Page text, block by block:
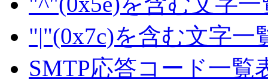
"|"(0x7c)を含む文字一
SMTP応答コード一覧